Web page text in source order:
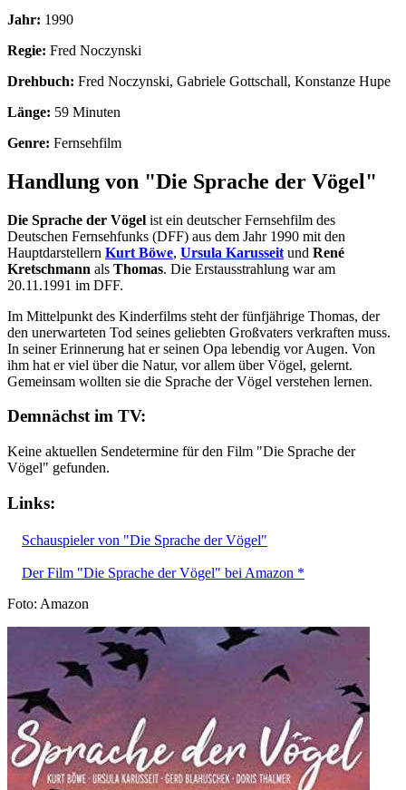
Jahr: 1990
Regie: Fred Noczynski
Drehbuch: Fred Noczynski, Gabriele Gottschall, Konstanze Hupe
Länge: 59 Minuten
Genre: Fernsehfilm
Handlung von "Die Sprache der Vögel"
Die Sprache der Vögel ist ein deutscher Fernsehfilm des
Deutschen Fernsehfunks (DFF) aus dem Jahr 1990 mit den
Hauptdarstellern Kurt Böwe, Ursula Karusseit und René
Kretschmann als Thomas. Die Erstausstrahlung war am
20.11.1991 im DFF.
Im Mittelpunkt des Kinderfilms steht der fünfjährige Thomas, der
den unerwarteten Tod seines geliebten Großvaters verkraften muss.
In seiner Erinnerung hat er seinen Opa lebendig vor Augen. Von
ihm hat er viel über die Natur, vor allem über Vögel, gelernt.
Gemeinsam wollten sie die Sprache der Vögel verstehen lernen.
Demnächst im TV:
Keine aktuellen Sendetermine für den Film "Die Sprache der
Vögel" gefunden.
Links:
Schauspieler von "Die Sprache der Vögel"
Der Film "Die Sprache der Vögel" bei Amazon *
Foto: Amazon